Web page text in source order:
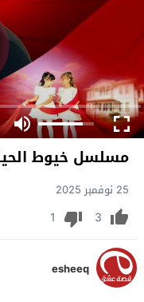
مسلسل خيوط الحياة
25 نوفمبر 2025
3
1
esheeq